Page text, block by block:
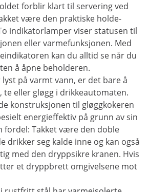
forblir klart til servering ved
være den praktiske holde-
indikatorlamper viser statusen til
eller varmefunksjonen. Med
kan du alltid se når du
å åpne beholderen.
lyst på varmt vann, er det bare å
te eller gløgg i drikkeautomaten.
konstruksjonen til gløggkokeren
energieffektiv på grunn av sin
fordel: Takket være den doble
drikker seg kalde inne og kan også
med den dryppsikre kranen. Hvis
et dryppbrett omgivelsene mot